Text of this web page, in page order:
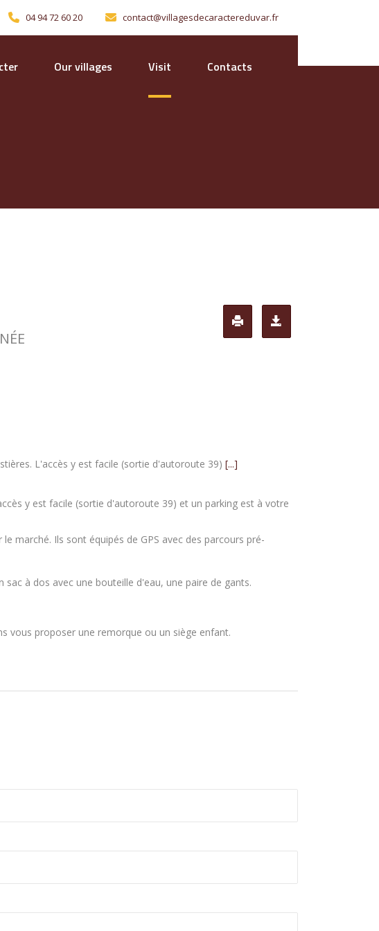
04 94 72 60 20 contact@villagesdecaractereduvar.fr
Our villages Visit Contacts
L'accès y est facile (sortie d'autoroute 39) [...]
y est facile (sortie d'autoroute 39) et un parking est à votre
marché. Ils sont équipés de GPS avec des parcours pré-
à dos avec une bouteille d'eau, une paire de gants.
vous proposer une remorque ou un siège enfant.